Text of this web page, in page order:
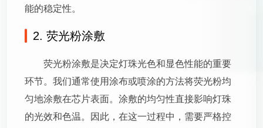
能的稳定性。
2. 荧光粉涂敷
荧光粉涂敷是决定灯珠光色和显色性能的重要
环节。我们通常使用涂布或喷涂的方法将荧光粉均
匀地涂敷在芯片表面。涂敷的均匀性直接影响灯珠
的光效和色温。因此，在这一过程中，需要严格控